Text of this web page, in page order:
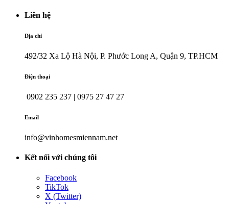
Liên hệ
Địa chỉ
492/32 Xa Lộ Hà Nội, P. Phước Long A, Quận 9, TP.HCM
Điện thoại
0902 235 237 | 0975 27 47 27
Email
info@vinhomesmiennam.net
Kết nối với chúng tôi
Facebook
TikTok
X (Twitter)